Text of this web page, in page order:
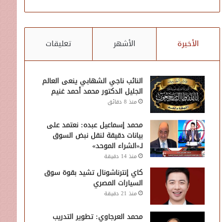
الأخيرة الأشهر تعليقات
النائب ناجي الشهابي ينعى العالم
الجليل الدكتور محمد أحمد غنيم
منذ 8 دقائق
محمد إسماعيل عبده: نعتمد على
بيانات دقيقة لنقل نبض السوق
لـ«الشراء الموحد»
منذ 14 دقيقة
كاي إنترناشونال تشيد بقوة سوق
السيارات المصري
منذ 21 دقيقة
محمد العرجاوي: تطوير التدريب